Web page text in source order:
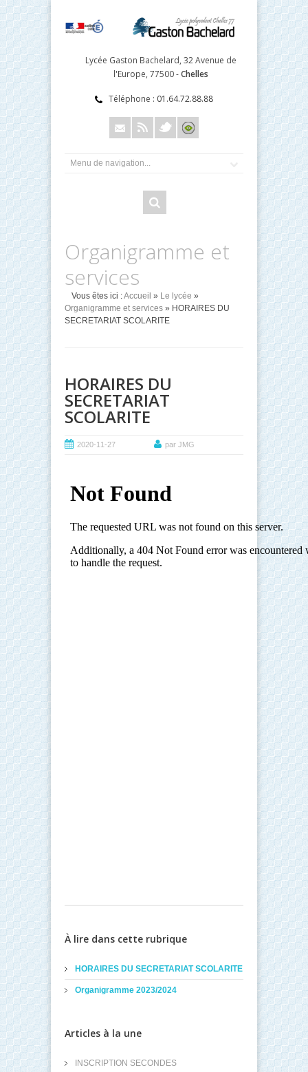
Lycée Gaston Bachelard, 32 Avenue de
l'Europe, 77500 -Chelles
Téléphone : 01.64.72.88.88
Organigramme et
services
Vous êtes ici :Accueil » Le lycée »
Organigramme et services » HORAIRES DU
SECRETARIAT SCOLARITE
HORAIRES DU
SECRETARIAT
SCOLARITE
2020-11-27 par JMG
À lire dans cette rubrique
HORAIRES DU SECRETARIAT SCOLARITE
Organigramme 2023/2024
Articles à la une
INSCRIPTION SECONDES